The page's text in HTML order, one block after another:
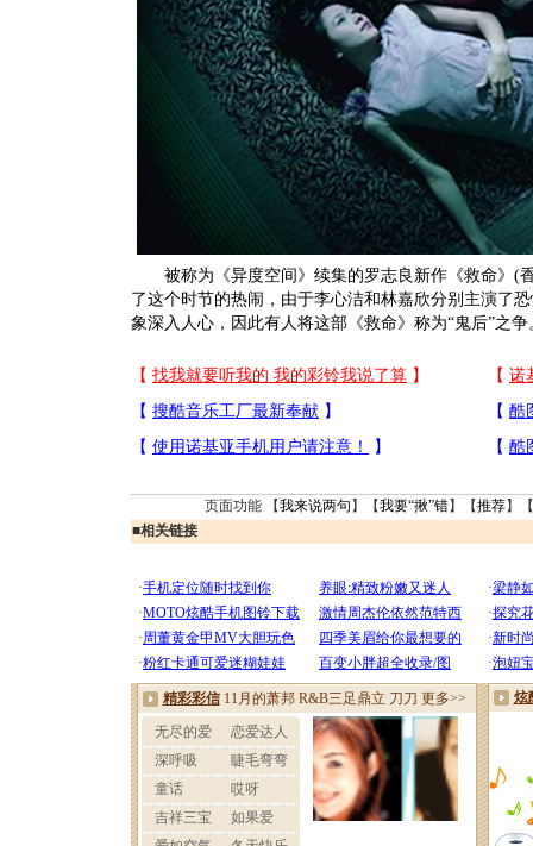
被称为《异度空间》续集的罗志良新作《救命》(
了这个时节的热闹，由于李心洁和林嘉欣分别主演了
象深入人心，因此有人将这部《救命》称为“鬼后”之争
页面功能 【我来说两句 】【我要“揪”错】【推荐】
■相关链接